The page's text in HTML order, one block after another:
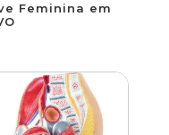
Feminina em